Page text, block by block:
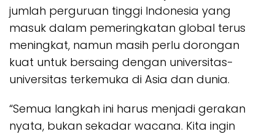
jumlah perguruan tinggi Indonesia yang
masuk dalam pemeringkatan global terus
meningkat, namun masih perlu dorongan
kuat untuk bersaing dengan universitas-
universitas terkemuka di Asia dan dunia.
“Semua langkah ini harus menjadi gerakan
nyata, bukan sekadar wacana. Kita ingin